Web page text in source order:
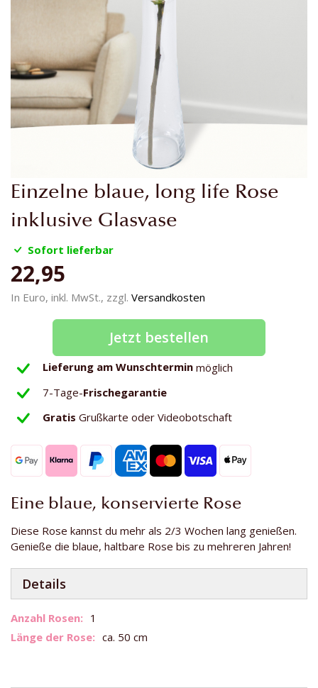
Einzelne blaue, long life Rose
inklusive Glasvase
Sofort lieferbar
22,95
In Euro, inkl. MwSt., zzgl. Versandkosten
Jetzt bestellen
Lieferung am Wunschtermin möglich
7-Tage-Frischegarantie
Gratis Grußkarte oder Videobotschaft
Eine blaue, konservierte Rose
Diese Rose kannst du mehr als 2/3 Wochen lang genießen.
Genieße die blaue, haltbare Rose bis zu mehreren Jahren!
Details
Weitere
Informationen
1
ca. 50 cm
Zum
Anfang
der
springen